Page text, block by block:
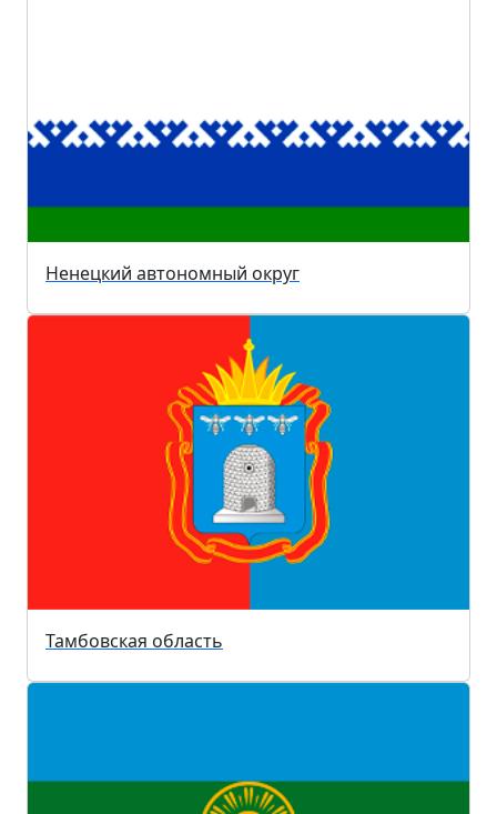
Ненецкий автономный округ
Тамбовская область